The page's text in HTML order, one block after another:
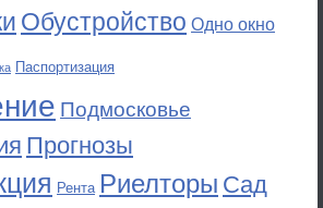
Обустройство Одно окно
Паспортизация
Подмосковье
Прогнозы
Рента Риелторы Сад